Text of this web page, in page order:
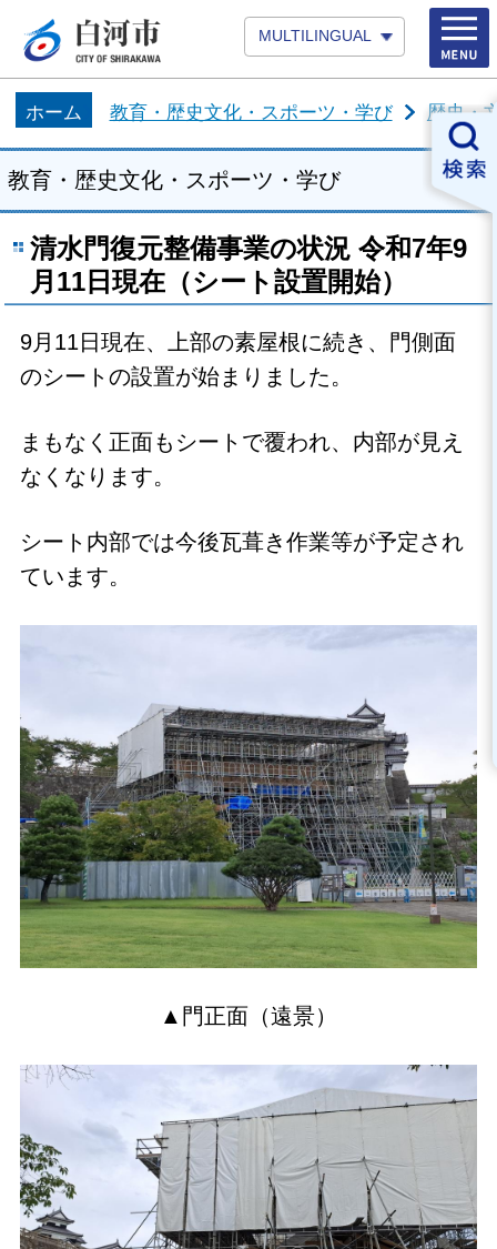
MULTILINGUAL
ホーム 教育・歴史文化・スポーツ・学び 歴史・
教育・歴史文化・スポーツ・学び
清水門復元整備事業の状況 令和7年9
月11日現在（シート設置開始）
9月11日現在、上部の素屋根に続き、門側面
のシートの設置が始まりました。
まもなく正面もシートで覆われ、内部が見え
なくなります。
シート内部では今後瓦葺き作業等が予定され
ています。
▲門正面（遠景）